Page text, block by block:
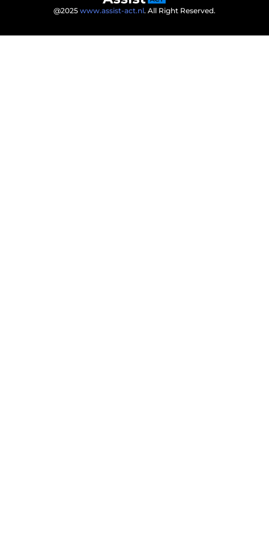
@2025 www.assist-act.nl. All Right Reserved.